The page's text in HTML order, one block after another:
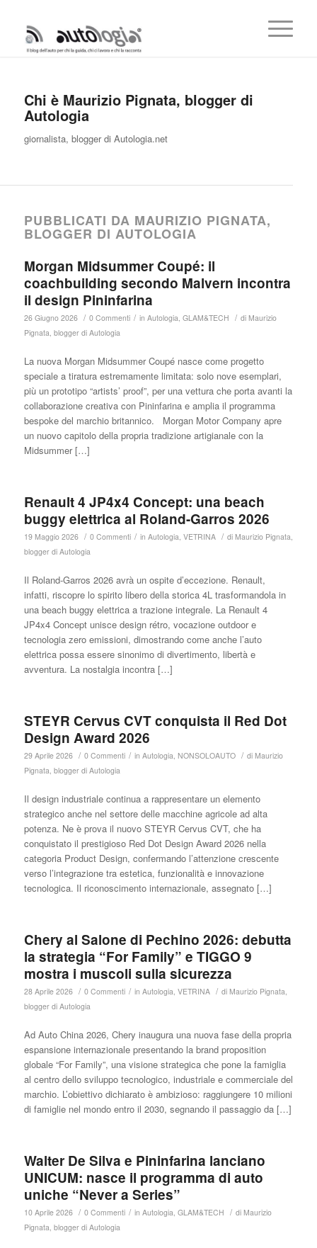
Chi è Maurizio Pignata, blogger di
Autologia
giornalista, blogger di Autologia.net
PUBBLICATI DA MAURIZIO PIGNATA,
BLOGGER DI AUTOLOGIA
Morgan Midsummer Coupé: il
coachbuilding secondo Malvern incontra
il design Pininfarina
26 Giugno 2026 / 0 Commenti / in Autologia, GLAM&TECH / di Maurizio
Pignata, blogger di Autologia
La nuova Morgan Midsummer Coupé nasce come progetto
speciale a tiratura estremamente limitata: solo nove esemplari,
più un prototipo “artists’ proof”, per una vettura che porta avanti la
collaborazione creativa con Pininfarina e amplia il programma
bespoke del marchio britannico. Morgan Motor Company apre
un nuovo capitolo della propria tradizione artigianale con la
Midsummer […]
Renault 4 JP4x4 Concept: una beach
buggy elettrica al Roland-Garros 2026
19 Maggio 2026 / 0 Commenti / in Autologia, VETRINA / di Maurizio Pignata,
blogger di Autologia
Il Roland-Garros 2026 avrà un ospite d’eccezione. Renault,
infatti, riscopre lo spirito libero della storica 4L trasformandola in
una beach buggy elettrica a trazione integrale. La Renault 4
JP4x4 Concept unisce design rétro, vocazione outdoor e
tecnologia zero emissioni, dimostrando come anche l’auto
elettrica possa essere sinonimo di divertimento, libertà e
avventura. La nostalgia incontra […]
STEYR Cervus CVT conquista il Red Dot
Design Award 2026
29 Aprile 2026 / 0 Commenti / in Autologia, NONSOLOAUTO / di Maurizio
Pignata, blogger di Autologia
Il design industriale continua a rappresentare un elemento
strategico anche nel settore delle macchine agricole ad alta
potenza. Ne è prova il nuovo STEYR Cervus CVT, che ha
conquistato il prestigioso Red Dot Design Award 2026 nella
categoria Product Design, confermando l’attenzione crescente
verso l’integrazione tra estetica, funzionalità e innovazione
tecnologica. Il riconoscimento internazionale, assegnato […]
Chery al Salone di Pechino 2026: debutta
la strategia “For Family” e TIGGO 9
mostra i muscoli sulla sicurezza
28 Aprile 2026 / 0 Commenti / in Autologia, VETRINA / di Maurizio Pignata,
blogger di Autologia
Ad Auto China 2026, Chery inaugura una nuova fase della propria
espansione internazionale presentando la brand proposition
globale “For Family”, una visione strategica che pone la famiglia
al centro dello sviluppo tecnologico, industriale e commerciale del
marchio. L’obiettivo dichiarato è ambizioso: raggiungere 10 milioni
di famiglie nel mondo entro il 2030, segnando il passaggio da […]
Walter De Silva e Pininfarina lanciano
UNICUM: nasce il programma di auto
uniche “Never a Series”
10 Aprile 2026 / 0 Commenti / in Autologia, GLAM&TECH / di Maurizio
Pignata, blogger di Autologia